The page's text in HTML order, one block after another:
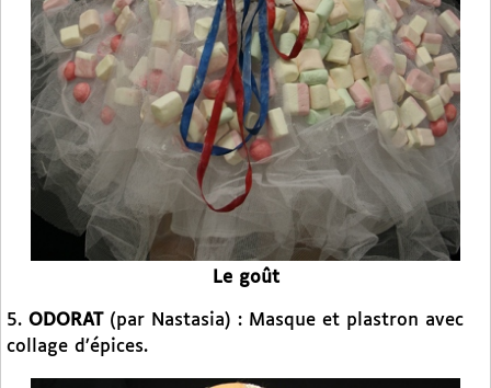
Le goût
5. ODORAT(par Nastasia) : Masque et plastron avec
collage d’épices.